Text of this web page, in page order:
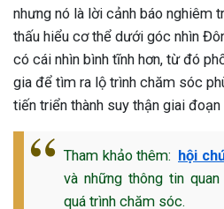
nhưng nó là lời cảnh báo nghiêm
thấu hiểu cơ thể dưới góc nhìn
có cái nhìn bình tĩnh hơn, từ đó
gia để tìm ra lộ trình chăm sóc
tiến triển thành suy thận giai đoạn
Tham khảo thêm: hội
và những thông tin
quá trình chăm sóc.